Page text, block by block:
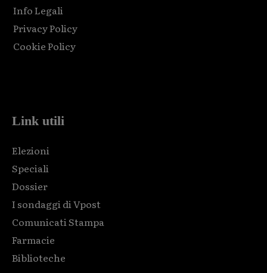
Info Legali
Privacy Policy
Cookie Policy
Link utili
Elezioni
Speciali
Dossier
I sondaggi di Vpost
Comunicati Stampa
Farmacie
Biblioteche